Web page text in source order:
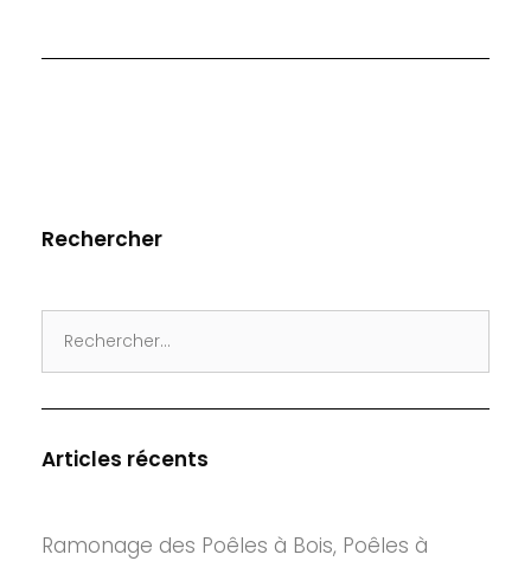
Rechercher
for:
Articles récents
Ramonage des Poêles à Bois, Poêles à